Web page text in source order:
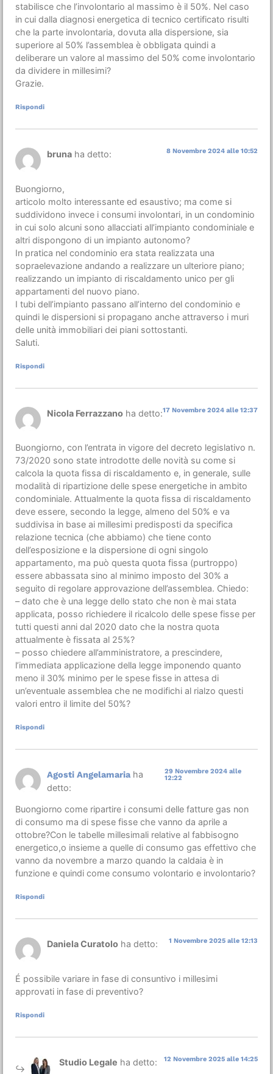
stabilisce che l’involontario al massimo è il 50%. Nel caso
in cui dalla diagnosi energetica di tecnico certificato risulti
che la parte involontaria, dovuta alla dispersione, sia
superiore al 50% l’assemblea è obbligata quindi a
deliberare un valore al massimo del 50% come involontario
da dividere in millesimi?
Grazie.
Rispondi
bruna ha detto: 8 Novembre 2024 alle 10:52
Buongiorno,
articolo molto interessante ed esaustivo; ma come si
suddividono invece i consumi involontari, in un condominio
in cui solo alcuni sono allacciati all’impianto condominiale e
altri dispongono di un impianto autonomo?
In pratica nel condominio era stata realizzata una
sopraelevazione andando a realizzare un ulteriore piano;
realizzando un impianto di riscaldamento unico per gli
appartamenti del nuovo piano.
I tubi dell’impianto passano all’interno del condominio e
quindi le dispersioni si propagano anche attraverso i muri
delle unità immobiliari dei piani sottostanti.
Saluti.
Rispondi
Nicola Ferrazzano ha detto:17 Novembre 2024 alle 12:37
Buongiorno, con l’entrata in vigore del decreto legislativo n.
73/2020 sono state introdotte delle novità su come si
calcola la quota fissa di riscaldamento e, in generale, sulle
modalità di ripartizione delle spese energetiche in ambito
condominiale. Attualmente la quota fissa di riscaldamento
deve essere, secondo la legge, almeno del 50% e va
suddivisa in base ai millesimi predisposti da specifica
relazione tecnica (che abbiamo) che tiene conto
dell’esposizione e la dispersione di ogni singolo
appartamento, ma può questa quota fissa (purtroppo)
essere abbassata sino al minimo imposto del 30% a
seguito di regolare approvazione dell’assemblea. Chiedo:
– dato che è una legge dello stato che non è mai stata
applicata, posso richiedere il ricalcolo delle spese fisse per
tutti questi anni dal 2020 dato che la nostra quota
attualmente è fissata al 25%?
– posso chiedere all’amministratore, a prescindere,
l’immediata applicazione della legge imponendo quanto
meno il 30% minimo per le spese fisse in attesa di
un’eventuale assemblea che ne modifichi al rialzo questi
valori entro il limite del 50%?
Rispondi
Agosti Angelamaria ha
detto:
29 Novembre 2024 alle
12:22
Buongiorno come ripartire i consumi delle fatture gas non
di consumo ma di spese fisse che vanno da aprile a
ottobre?Con le tabelle millesimali relative al fabbisogno
energetico,o insieme a quelle di consumo gas effettivo che
vanno da novembre a marzo quando la caldaia è in
funzione e quindi come consumo volontario e involontario?
Rispondi
Daniela Curatolo ha detto: 1 Novembre 2025 alle 12:13
É possibile variare in fase di consuntivo i millesimi
approvati in fase di preventivo?
Rispondi
Studio Legale ha detto: 12 Novembre 2025 alle 14:25